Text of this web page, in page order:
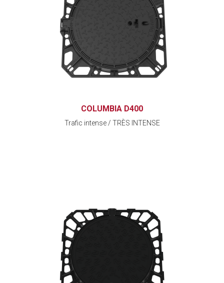
COLUMBIA D400
Trafic intense / TRÈS INTENSE